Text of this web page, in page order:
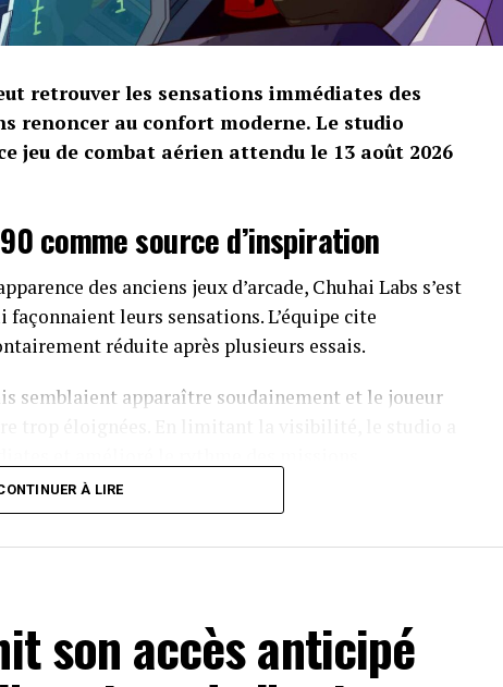
retrouver les sensations immédiates des
renoncer au confort moderne. Le studio
jeu de combat aérien attendu le 13 août 2026
comme source d’inspiration
des anciens jeux d’arcade, Chuhai Labs s’est
leurs sensations. L’équipe cite
réduite après plusieurs essais.
semblaient apparaître soudainement et le joueur
fait l’objet d’un travail important. Dans les
avec une marge de progression
À LIRE
son accès anticipé